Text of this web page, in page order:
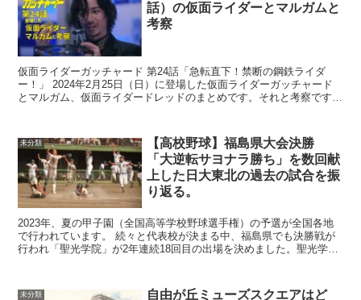
話）の仮面ライダーとマルガムと
考察
仮面ライダーガッチャード 第24話「急転直下！禁断の鋼鉄ライダ
ー！」 2024年2月25日（日）に登場した仮面ライダーガッチャード
とマルガム、仮面ライダードレッドのまとめです。それと考察です。
未分類
【高校野球】福島県大会決勝
「大逆転サヨナラ勝ち」を数回献
上した日大東北の過去の試合を振
り返る。
2023年、夏の甲子園（全国高等学校野球選手権）の予選が全国各地
で行われています。 続々と代表校が決まる中、福島県でも決勝戦が
行われ「聖光学院」が2年連続18回目の出場を決めました。聖光学院
未分類
自由が丘ミューズスクエアはど